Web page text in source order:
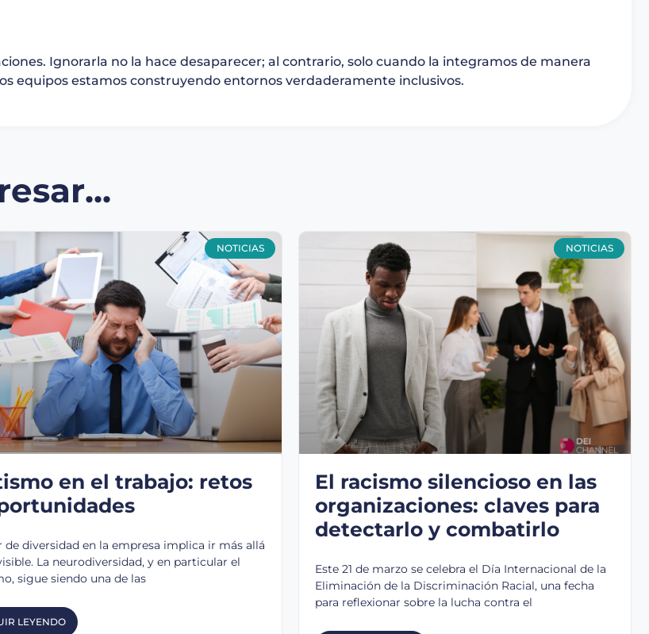
Ignorarla no la hace desaparecer; al contrario, solo cuando la integramos de manera
equipos estamos construyendo entornos verdaderamente inclusivos.
NOTICIAS
en el trabajo: retos
de diversidad en la empresa implica ir más allá
La neurodiversidad, y en particular el
sigue siendo una de las
LEYENDO
NOTICIAS
El racismo silencioso en las
organizaciones: claves para
detectarlo y combatirlo
Este 21 de marzo se celebra el Día Internacional de la
Eliminación de la Discriminación Racial, una fecha
para reflexionar sobre la lucha contra el